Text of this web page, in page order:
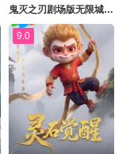
鬼灭之刃剧场版无限城篇第一章猗窝座再来
9.0